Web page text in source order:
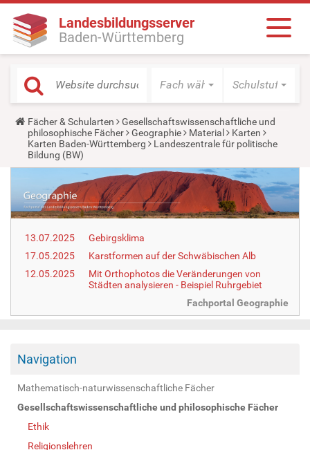
Landesbildungsserver
Baden-Württemberg
Fach wählen Schulstufe
Y
o
u
a
r
e
r
e
Fächer & Schularten
Gesellschaftswissenschaftliche und
philosophische Fächer
Geographie Material
Karten
Karten Baden-Württemberg
Landeszentrale für politische
Bildung (BW)
13.07.2025
Gebirgsklima
17.05.2025
Karstformen auf der Schwäbischen Alb
12.05.2025
Mit Orthophotos die Veränderungen von
Städten analysieren - Beispiel Ruhrgebiet
Fachportal Geographie
Navigation
Mathematisch-naturwissenschaftliche Fächer
Gesellschaftswissenschaftliche und philosophische Fächer
Ethik
Religionslehren